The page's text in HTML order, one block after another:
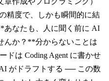
精度で、しかも瞬間的に結
あなたも、人に聞く前に AI
んか？**分からないことは
ドは Coding Agent に書かせ
がドラフトする ── この数